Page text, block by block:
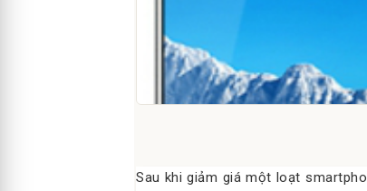
Sau khi giảm giá một loạt